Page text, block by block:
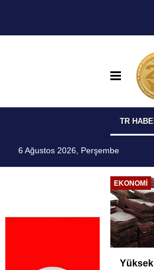
TR
6 Ağustos 2026, Perşembe
EKONOMI